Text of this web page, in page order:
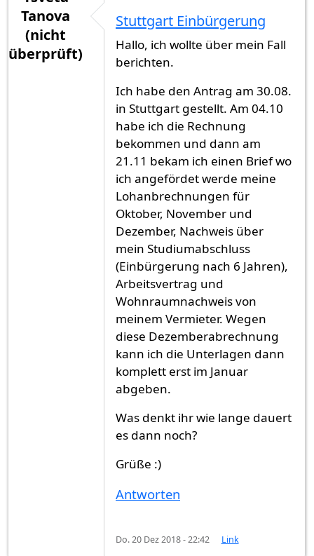
Tanova
(nicht
überprüft)
Stuttgart Einbürgerung
Hallo, ich wollte über mein Fall
berichten.
Ich habe den Antrag am 30.08.
in Stuttgart gestellt. Am 04.10
habe ich die Rechnung
bekommen und dann am
21.11 bekam ich einen Brief wo
ich angefördet werde meine
Lohanbrechnungen für
Oktober, November und
Dezember, Nachweis über
mein Studiumabschluss
(Einbürgerung nach 6 Jahren),
Arbeitsvertrag und
Wohnraumnachweis von
meinem Vermieter. Wegen
diese Dezemberabrechnung
kann ich die Unterlagen dann
komplett erst im Januar
abgeben.
Was denkt ihr wie lange dauert
es dann noch?
Grüße :)
Antworten
Do. 20 Dez 2018 - 22:42 Link